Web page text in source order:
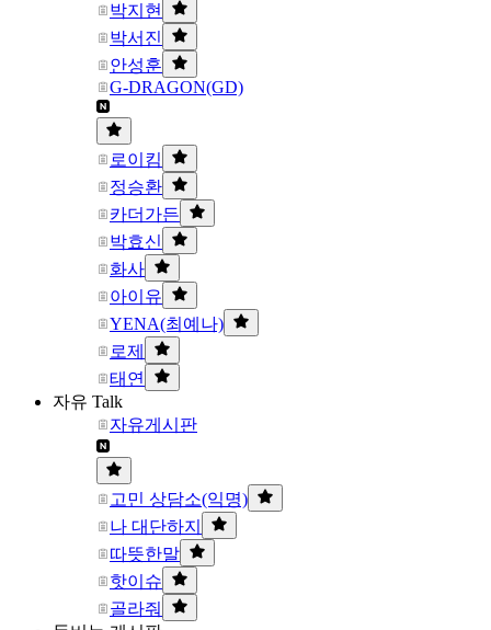
박지현
박서진
안성훈
G-DRAGON(GD)
로이킴
정승환
카더가든
박효신
화사
아이유
YENA(최예나)
로제
태연
자유 Talk
자유게시판
고민 상담소(익명)
나 대단하지
따뜻한말
핫이슈
골라줘